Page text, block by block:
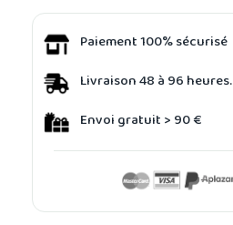
Paiement 100% sécurisé
Livraison 48 à 96 heures.
Envoi gratuit > 90 €